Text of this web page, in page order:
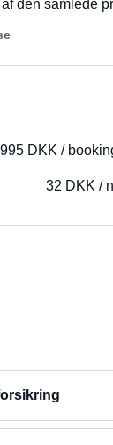
den samlede
DKK /
32 DKK /